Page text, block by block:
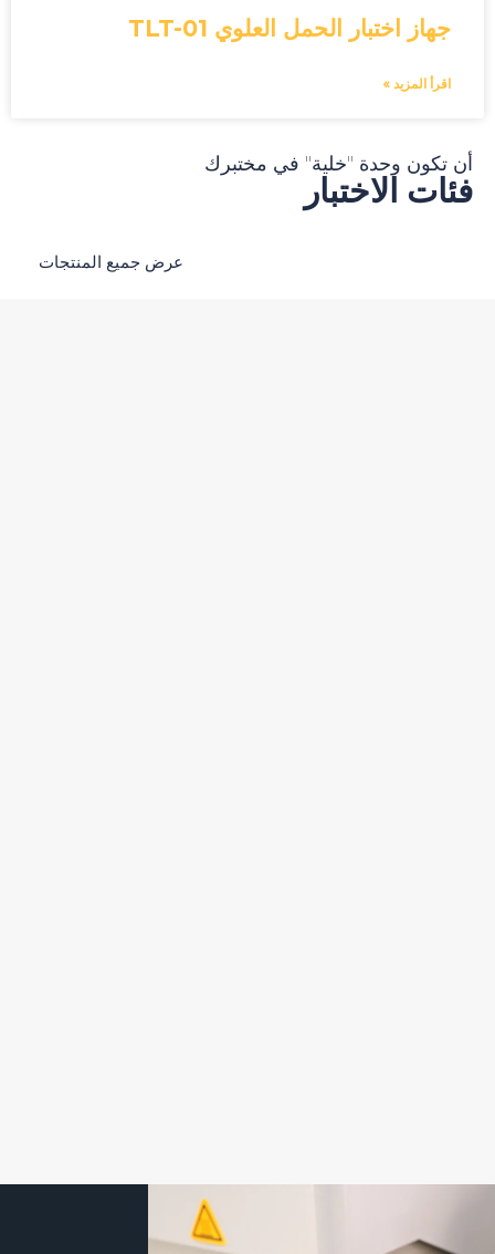
جهاز اختبار الحمل العلوي TLT-01
اقرأ المزيد »
تكون وحدة "خلية" في مختبرك
الاختبار
عرض جميع المنتجات